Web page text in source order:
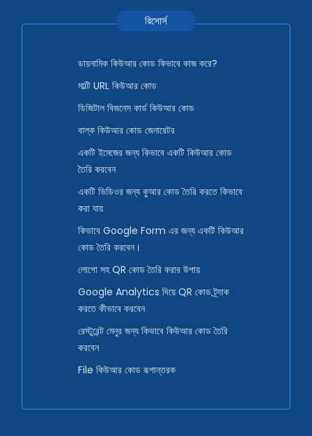
রিসোর্স
ডায়নামিক কিউআর কোড কিভাবে কাজ করে?
মাল্টি URL কিউআর কোড
ডিজিটাল বিজনেস কার্ড কিউআর কোড
বাল্ক কিউআর কোড জেনারেটর
একটি ইমেজের জন্য কিভাবে একটি কিউআর কোড
তৈরি করবেন
একটি ভিডিওর জন্য কুআর কোড তৈরি করতে কিভাবে
করা যায়
কিভাবে Google Form এর জন্য একটি কিউআর
কোড তৈরি করবেন।
লোগো সহ QR কোড তৈরি করার উপায়
Google Analytics দিয়ে QR কোড ট্র্যাক
করতে কীভাবে করবেন
রেস্টুরেন্ট মেনুর জন্য কিভাবে কিউআর কোড তৈরি
করবেন
File কিউআর কোড রূপান্তরক